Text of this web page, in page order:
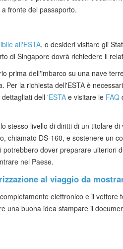
fronte del passaporto.
all'ESTA, o desideri visitare gli
di Singapore dovrà richiedere il
prima dell'imbarco su una nave
la richiesta dell'ESTA è
dettagliati dell 'ESTA e visitare le FAQ
stesso livello di diritti di un titolare
chiamato DS-160, e sostenere un
dover preparare ulteriori
nel Paese.
al viaggio da
elettronico e il vettore
una buona idea stampare il